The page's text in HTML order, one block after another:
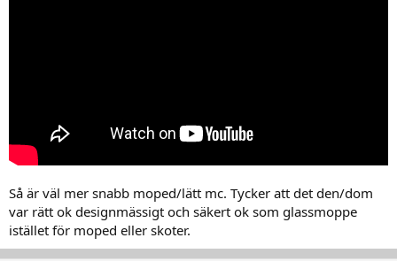
Så är väl mer snabb moped/lätt mc. Tycker att det den/dom
var rätt ok designmässigt och säkert ok som glassmoppe
istället för moped eller skoter.